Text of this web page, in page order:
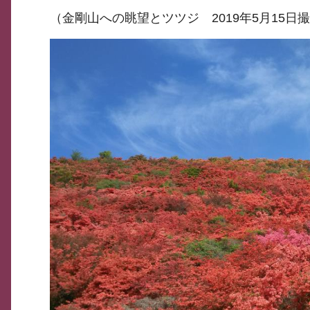
（金剛山への眺望とツツジ 2019年5月15日